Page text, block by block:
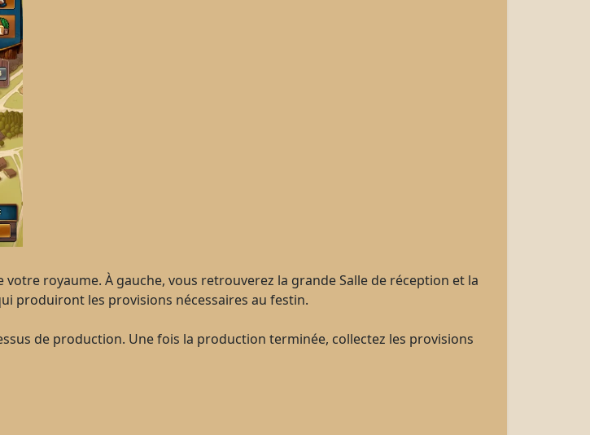
royaume. À gauche, vous retrouverez la grande Salle de réception et la
produiront les provisions nécessaires au festin.
de production. Une fois la production terminée, collectez les provisions